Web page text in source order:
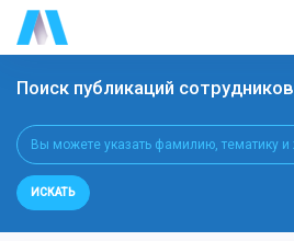
Поиск публикаций сотрудников
ИСКАТЬ